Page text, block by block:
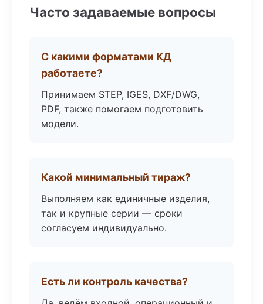
Часто задаваемые вопросы
С какими форматами КД
работаете?
Принимаем STEP, IGES, DXF/DWG,
PDF, также помогаем подготовить
модели.
Какой минимальный тираж?
Выполняем как единичные изделия,
так и крупные серии — сроки
согласуем индивидуально.
Есть ли контроль качества?